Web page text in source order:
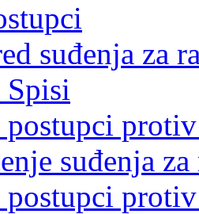
suđenja za
Spisi
postupci
suđenja
postupci